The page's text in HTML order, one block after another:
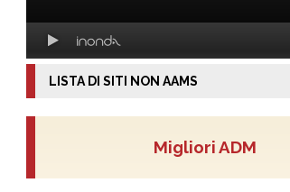
LISTA DI SITI NON AAMS
Migliori ADM